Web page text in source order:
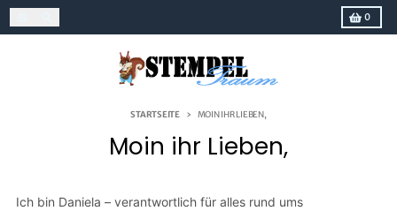
Direkt zum Inhalt
0
STARTSEITE MOIN IHR LIEBEN,
Moin ihr Lieben,
Ich bin Daniela – verantwortlich für alles rund ums